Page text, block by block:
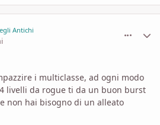
Antichi
i multiclasse, ad ogni modo
livelli da rogue ti da un buon burst
non hai bisogno di un alleato